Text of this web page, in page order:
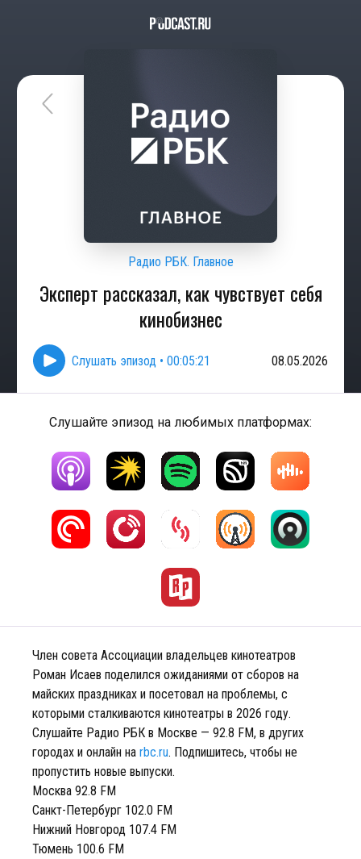
Радио РБК. Главное
Эксперт рассказал, как чувствует себя
кинобизнес
Слушать эпизод • 00:05:21 08.05.2026
Слушайте эпизод на любимых платформах:
Член совета Ассоциации владельцев кинотеатров
Роман Исаев поделился ожиданиями от сборов на
майских праздниках и посетовал на проблемы, с
которыми сталкиваются кинотеатры в 2026 году.
Слушайте Радио РБК в Москве — 92.8 FM, в других
городах и онлайн на rbc.ru. Подпишитесь, чтобы не
пропустить новые выпуски.
Москва 92.8 FM
Санкт-Петербург 102.0 FM
Нижний Новгород 107.4 FM
Тюмень 100.6 FM